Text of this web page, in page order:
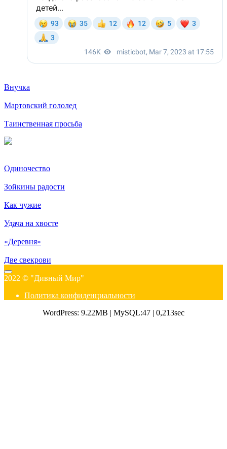
Внучка
Мартовский гололед
Таинственная просьба
Одиночество
Зойкины радости
Как чужие
Удача на хвосте
«Деревня»
Две свекрови
2022 © "Дивный Мир"
Политика конфиденциальности
WordPress: 9.22MB | MySQL:47 | 0,213sec